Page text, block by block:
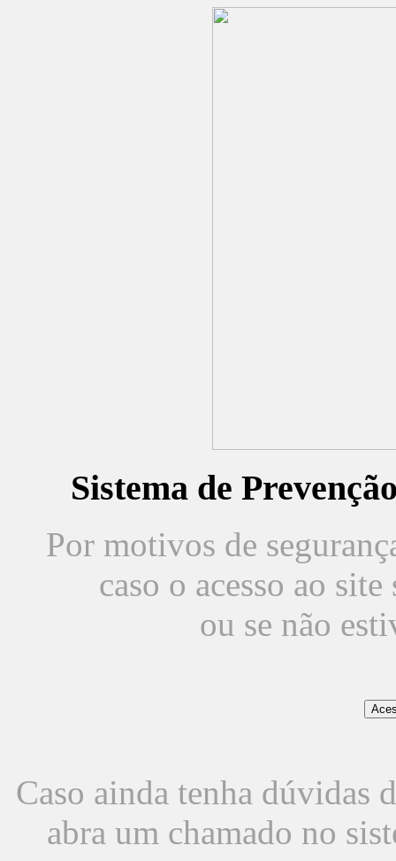
Sistema de
Por motivos de
caso o acesso ao
ou se não
Caso ainda tenha dúvidas
abra um chamado no